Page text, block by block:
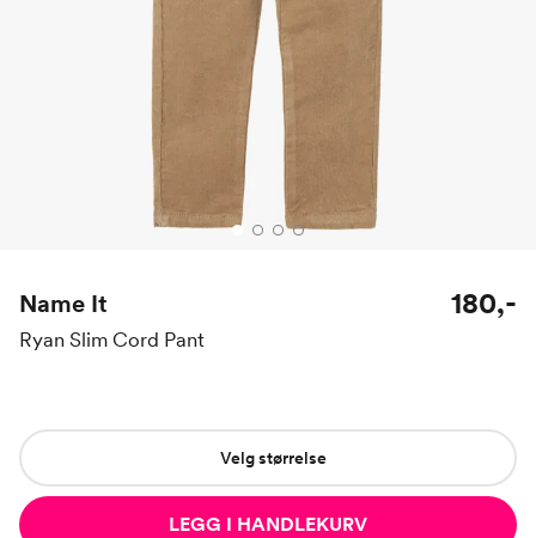
Name It
Ryan Slim Cord Pant
180,-
Velg størrelse
LEGG I HANDLEKURV